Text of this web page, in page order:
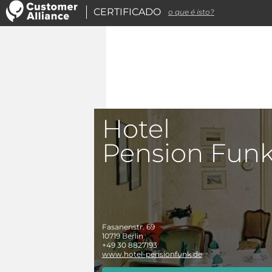
Hotel
Pension
Fasanenstr. 69
10719 Berlin
+49 30 8827193
www.hotel-pensionfunk.de
CERTIFICADO o que é isto?